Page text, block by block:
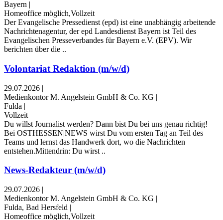
Bayern |
Homeoffice möglich,Vollzeit
Der Evangelische Pressedienst (epd) ist eine unabhängig arbeitende
Nachrichtenagentur, der epd Landesdienst Bayern ist Teil des
Evangelischen Presseverbandes für Bayern e.V. (EPV). Wir
berichten über die ..
Volontariat Redaktion (m/w/d)
29.07.2026 |
Medienkontor M. Angelstein GmbH & Co. KG |
Fulda |
Vollzeit
Du willst Journalist werden? Dann bist Du bei uns genau richtig!
Bei OSTHESSEN|NEWS wirst Du vom ersten Tag an Teil des
Teams und lernst das Handwerk dort, wo die Nachrichten
entstehen.Mittendrin: Du wirst ..
News-Redakteur (m/w/d)
29.07.2026 |
Medienkontor M. Angelstein GmbH & Co. KG |
Fulda, Bad Hersfeld |
Homeoffice möglich,Vollzeit